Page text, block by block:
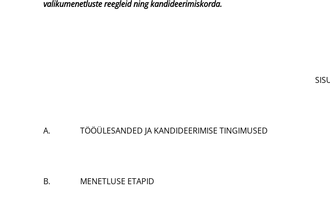
valikumenetluste reegleid ning kandideerimiskorda.
A. TÖÖÜLESANDED JA KANDIDEERIMISE TINGIMUSED
B. MENETLUSE ETAPID